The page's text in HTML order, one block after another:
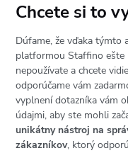
Chcete si to
Dúfame, že vďaka týmto
platformou Staffino ešte
nepoužívate a chcete
odporúčame vám
vyplnení dotazníka vám
údajmi, aby ste mohli
unikátny nástroj na
zákazníkov, ktorý